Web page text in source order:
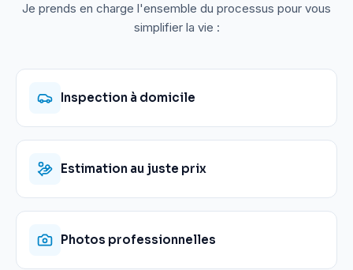
Je prends en charge l'ensemble du processus pour vous
simplifier la vie :
Inspection à domicile
Estimation au juste prix
Photos professionnelles